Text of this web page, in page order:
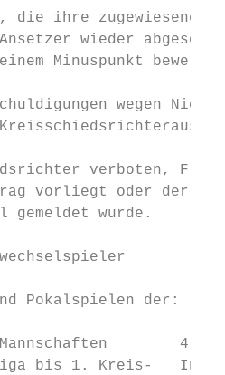
die ihre zugewiesenen
Ansetzer wieder
Minuspunkt
wegen
verboten,
vorliegt oder der
wurde.
Pokalspielen der:
4
bis 1. Kreis-   In